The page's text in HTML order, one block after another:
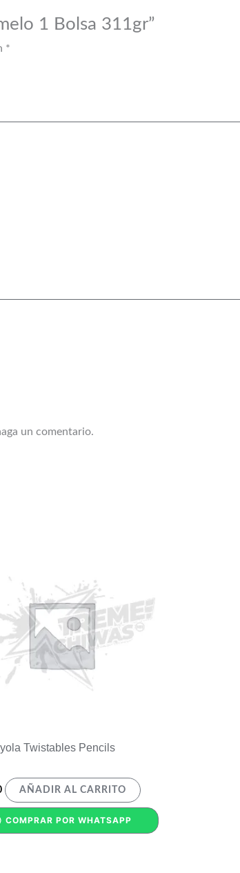
1 Bolsa 311gr”
*
un comentario.
Twistables Pencils
AÑADIR AL CARRITO
COMPRAR POR WHATSAPP